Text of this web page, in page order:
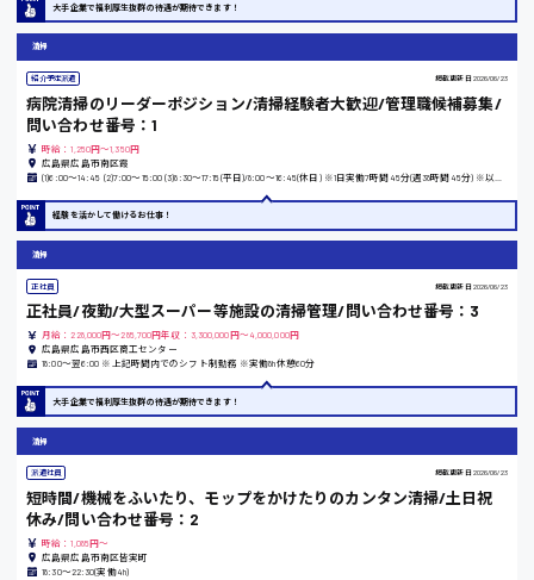
熊本県
東京都
島根県
愛知県
時給1100円〜
大手企業で福利厚生抜群の待遇が期待できます！
清掃
紹介予定派遣 掲載更新日 2026/06/23
病院清掃のリーダーポジション/清掃経験者大歓迎/管理職候補募集/
問い合わせ番号：1
時給：1,250円～1,350円
広島県広島市南区霞
経験を活かして働けるお仕事！
清掃
正社員 掲載更新日 2026/06/23
正社員/夜勤/大型スーパー等施設の清掃管理/問い合わせ番号：3
月給：228,000円～285,700円年収：3,300,000円～4,000,000円
広島県広島市西区商工センター
18:00〜翌6:00 ※上記時間内でのシフト制勤務 ※実働8h休憩60分
大手企業で福利厚生抜群の待遇が期待できます！
清掃
派遣社員 掲載更新日 2026/06/23
短時間/機械をふいたり、モップをかけたりのカンタン清掃/土日祝
休み/問い合わせ番号：2
時給：1,085円～
広島県広島市南区皆実町
18:30〜22:30(実働4h)